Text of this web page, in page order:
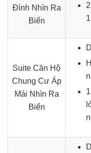
Đình Nhìn Ra
Biển
Suite Căn Hộ
Chung Cư Áp
Mái Nhìn Ra
Biển